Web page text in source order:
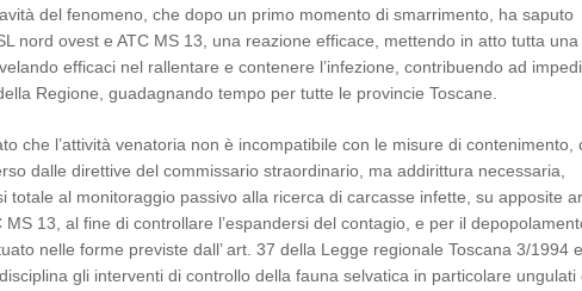
del fenomeno, che dopo un primo momento di smarrimento, ha saputo
nord ovest e ATC MS 13, una reazione efficace, mettendo in atto tutta una
efficaci nel rallentare e contenere l’infezione, contribuendo ad
Regione, guadagnando tempo per tutte le provincie Toscane.
che l’attività venatoria non è incompatibile con le misure di contenimento,
dalle direttive del commissario straordinario, ma addirittura necessaria,
totale al monitoraggio passivo alla ricerca di carcasse infette, su apposite
MS 13, al fine di controllare l’espandersi del contagio, e per il
nelle forme previste dall’ art. 37 della Legge regionale Toscana 3/1994 e
gli interventi di controllo della fauna selvatica in particolare ungulati